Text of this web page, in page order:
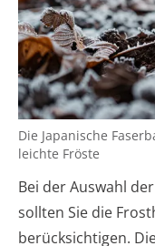
Die Japanische
leichte Fröste
Bei der Auswahl
sollten Sie die
berücksichtigen.